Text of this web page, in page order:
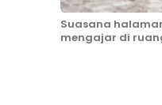
Suasana
mengajar di